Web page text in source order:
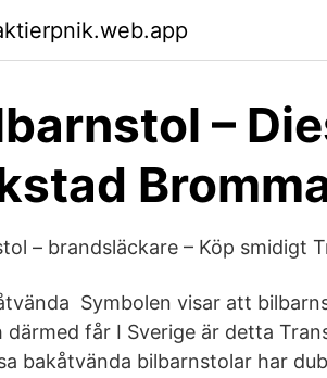
–
– brandsläckare – Köp smidigt
Symbolen visar att
därmed får I Sverige är detta
bakåtvända bilbarnstolar har